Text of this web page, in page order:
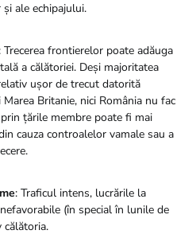
ale echipajului.
Trecerea frontierelor poate adăuga
a călătoriei. Deși majoritatea
ușor de trecut datorită
Britanie, nici România nu fac
țările membre poate fi mai
cauza controalelor vamale sau a
: Traficul intens, lucrările la
(în special în lunile de
călătoria.